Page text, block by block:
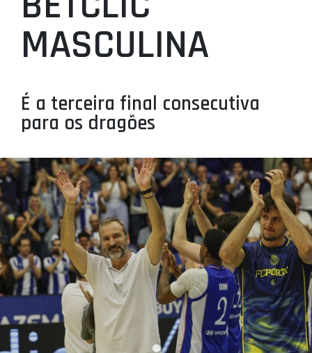
LIGA BETCLIC MASCULINA
LIGA BETCLIC FEMININA
MASCULINA
É a terceira final consecutiva
para os dragões